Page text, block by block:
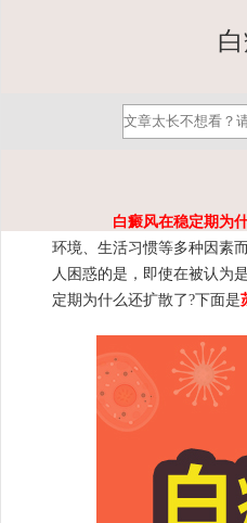
白癜风在稳定期为什
环境、生活习惯等多种因素
人困惑的是，即使在被认为
定期为什么还扩散了?下面是